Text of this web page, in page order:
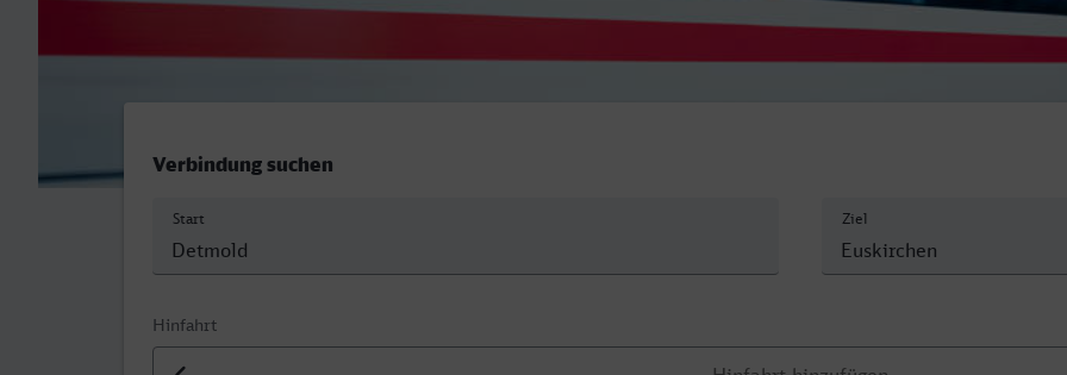
Verbindung suchen
Start Ziel
Hinfahrt
Datum der Hinfahrt